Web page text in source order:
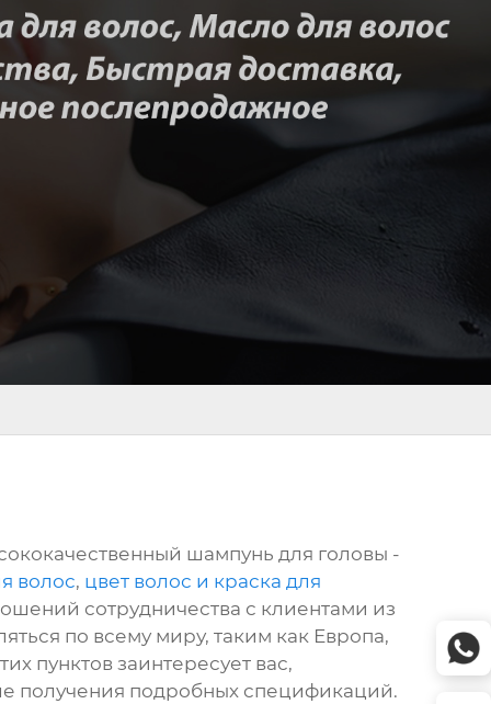
шампунь для головы -
волос, цвет волос и краска для
сотрудничества с клиентами из
по всему миру, таким как Европа,
пунктов заинтересует вас,
получения подробных спецификаций.